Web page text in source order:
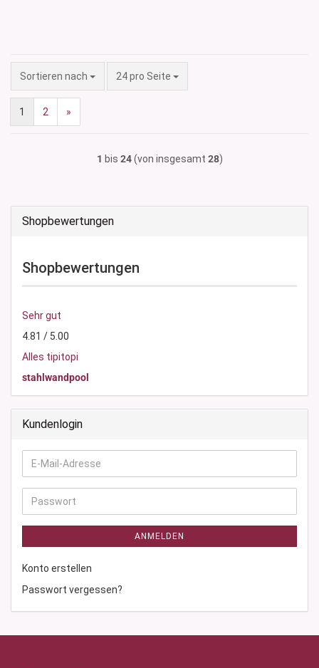
Sortieren nach
Sortieren nach 24 pro Seite
pro Seite
1 2 »
1 bis 24(von insgesamt 28)
Shopbewertungen
Shopbewertungen
Sehr gut
4.81 / 5.00
Alles tipitopi
stahlwandpool
Kundenlogin
E-
Mail-
Adresse
Passwort
ANMELDEN
Konto erstellen
Passwort vergessen?